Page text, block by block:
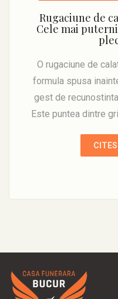
Rugaciune de
Cele mai
O rugaciune de
formula spusa
gest de
Este puntea dintre